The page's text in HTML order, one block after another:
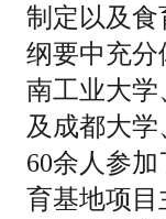
制定以及食
纲要中充
南工业大
及成都大
60余人参
育基地项目